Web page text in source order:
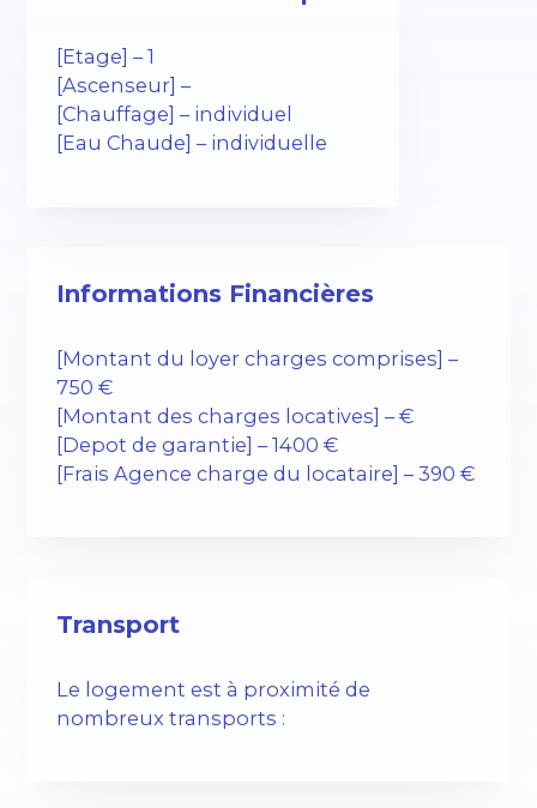
[Etage] – 1
[Ascenseur] –
[Chauffage] – individuel
[Eau Chaude] – individuelle
Informations Financières
[Montant du loyer charges comprises] –
750 €
[Montant des charges locatives] – €
[Depot de garantie] – 1400 €
[Frais Agence charge du locataire] – 390 €
Transport
Le logement est à proximité de
nombreux transports :